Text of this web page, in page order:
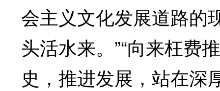
会主义文化发展道路的
头活水来。”“向来枉费
史，推进发展，站在深